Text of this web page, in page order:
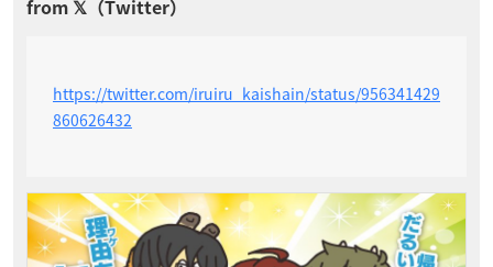
https://twitter.com/iruiru_kaishain/status/956341429
860626432